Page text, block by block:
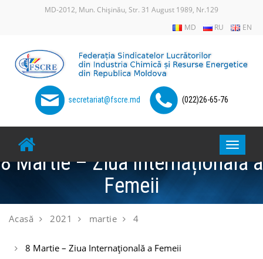
MD-2012, Mun. Chișinău, Str. 31 August 1989, Nr.129
MD
RU EN
secretariat@fscre.md (022)26-65-76
Toggle
8 Martie – Ziua Internațională a
Femeii
Acasă 2021 martie 4
8 Martie – Ziua Internațională a Femeii